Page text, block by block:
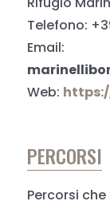
Telefono:
Email:
Web:
PERCORSI
Percorsi